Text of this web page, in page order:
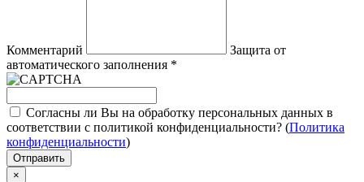
Комментарий
Защита от
автоматического заполнения *
Согласны ли Вы на обработку персональных данных в
соответствии с политикой конфиденциальности? (Политика
конфиденциальности)
Отправить
×